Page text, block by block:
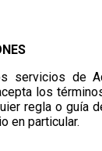
servicios de
los
regla o guía
en particular.